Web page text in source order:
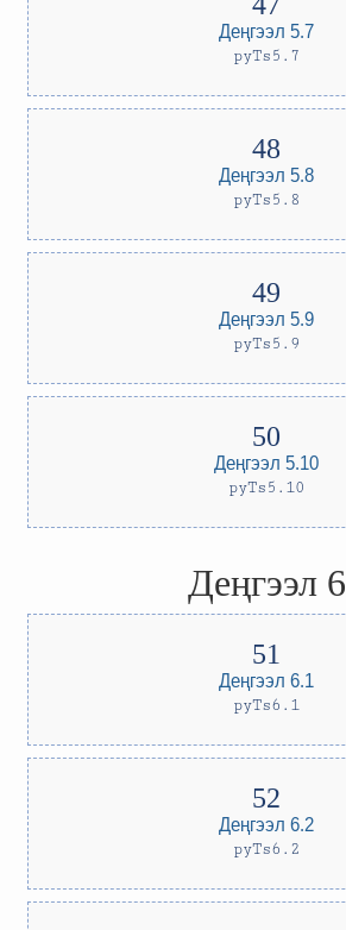
Деңгээл 5.7
pyTs5.7
Деңгээл 5.8
pyTs5.8
Деңгээл 5.9
pyTs5.9
Деңгээл 5.10
pyTs5.10
Деңгээл 6
Деңгээл 6.1
pyTs6.1
Деңгээл 6.2
pyTs6.2